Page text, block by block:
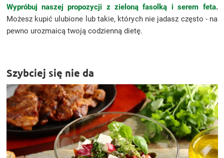
Wypróbuj naszej propozycji z zieloną fasolką i serem feta.
Możesz kupić ulubione lub takie, których nie jadasz często - na
pewno urozmaicą twoją codzienną dietę.
Szybciej się nie da